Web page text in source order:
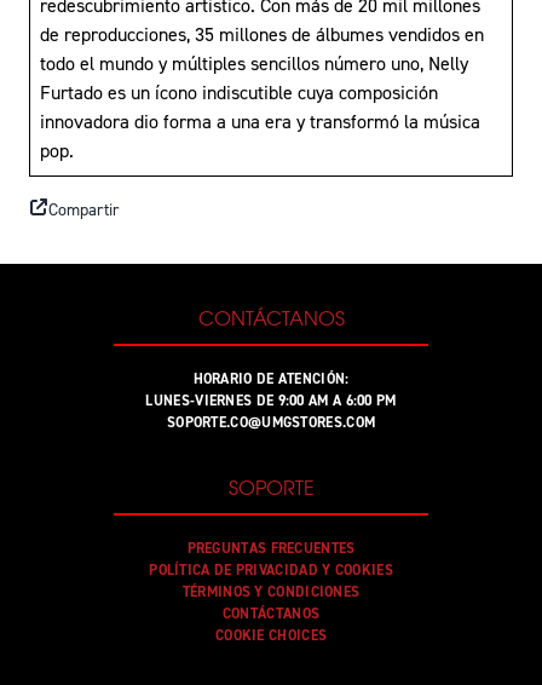
redescubrimiento artístico. Con más de 20 mil millones
de reproducciones, 35 millones de álbumes vendidos en
todo el mundo y múltiples sencillos número uno, Nelly
Furtado es un ícono indiscutible cuya composición
innovadora dio forma a una era y transformó la música
pop.
Compartir
CONTÁCTANOS
HORARIO DE ATENCIÓN:
LUNES-VIERNES DE 9:00 AM A 6:00 PM
SOPORTE.CO@UMGSTORES.COM
SOPORTE
PREGUNTAS FRECUENTES
POLÍTICA DE PRIVACIDAD Y COOKIES
TÉRMINOS Y CONDICIONES
CONTÁCTANOS
COOKIE CHOICES